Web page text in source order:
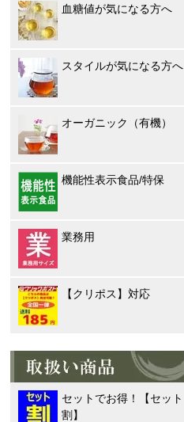
血糖値が気になる方へ
スタイルが気になる方へ
オーガニック（有機）
機能性表示食品/特保
業務用
【クリポス】対応
セットでお得！【セット
割】